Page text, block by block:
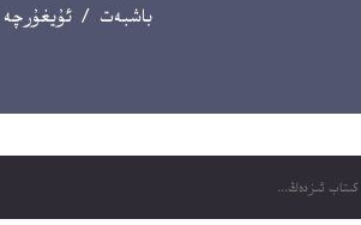
باشبەت /ئۇيغۇرچە